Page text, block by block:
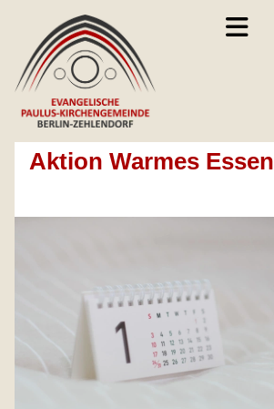
Aktion Warmes Essen